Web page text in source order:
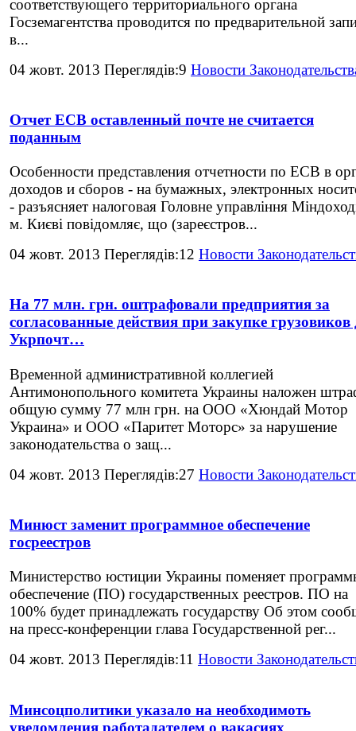
соответствующего территориального органа
Госземагентства проводится по предварительной
в...
04 жовт. 2013 Переглядів:9 Новости
Отчет ЕСВ оставленный почте не считается
поданным
Особенности представления отчетности по ЕСВ в
доходов и сборов - на бумажных, электронных
- разъясняет налоговая Головне управління
м. Києві повідомляє, що (зареєстров...
04 жовт. 2013 Переглядів:12 Новости
На 77 млн. грн. оштрафовали предприятия за
согласованные действия при закупке грузовиков
Укрпочт…
Временной административной коллегией
Антимонопольного комитета Украины наложен
общую сумму 77 млн грн. на ООО «Хюндай Мотор
Украина» и ООО «Паритет Моторс» за нарушение
законодательства о защ...
04 жовт. 2013 Переглядів:27 Новости
Минюст заменит программное обеспечение
госреестров
Министерство юстиции Украины поменяет
обеспечение (ПО) государственных реестров. ПО на
100% будет принадлежать государству Об этом
на пресс-конференции глава Государственной рег...
04 жовт. 2013 Переглядів:11 Новости
Минсоцполитики указало на необходимоть
уведомления работадателем о вакасиях